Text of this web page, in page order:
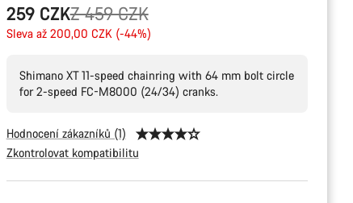
259 CZK
Původní
cena
Z 459 CZK
Sleva až 200,00 CZK (-44%)
Shimano XT 11-speed chainring with 64 mm bolt circle
for 2-speed FC-M8000 (24/34) cranks.
Hodnocení zákazníků (1)
Zkontrolovat kompatibilitu